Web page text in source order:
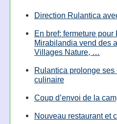
Direction Rulantica
En bref: fermeture
Mirabilandia vend des
Villages Nature, …
Rulantica prolonge
culinaire
Coup d’envoi de la
Nouveau restaurant et